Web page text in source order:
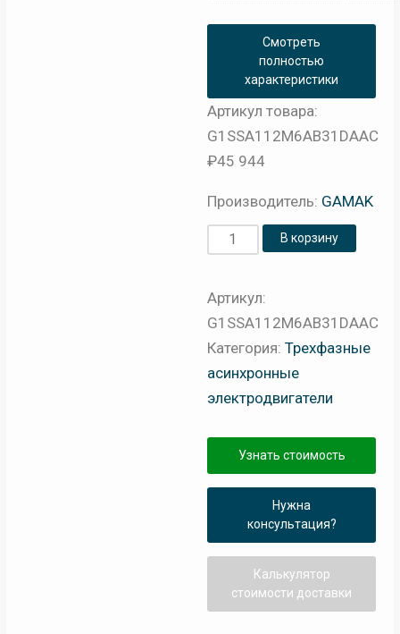
Смотреть
полностью
характеристики
Артикул товара:
G1SSA112M6AB31DAAC
45 944
₽
Производитель: GAMAK
Количество
товара
AGM
(2,2
950
D=28mm,
A=190mm,
B=140mm,
В корзину
Артикул:
G1SSA112M6AB31DAAC
Категория: Трехфазные
асинхронные
электродвигатели
Узнать стоимость
Нужна
консультация?
Калькулятор
стоимости доставки